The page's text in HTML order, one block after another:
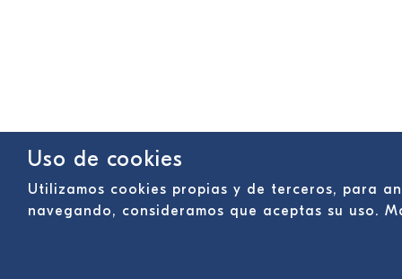
Uso de cookies
Utilizamos cookies propias y de terceros, para
navegando, consideramos que aceptas su uso.